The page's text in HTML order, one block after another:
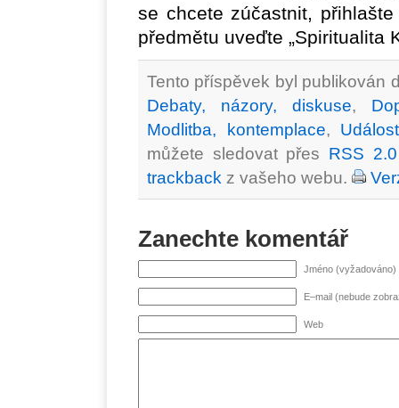
se chcete zúčastnit,
předmětu uveďte „Spiritualita
Tento příspěvek byl publikován
Debaty, názory, diskuse,
Modlitba, kontemplace,
můžete sledovat přes RSS 2.0
trackback z vašeho webu.
Zanechte komentář
Jméno (vyžadováno)
E–mail (nebude
Web